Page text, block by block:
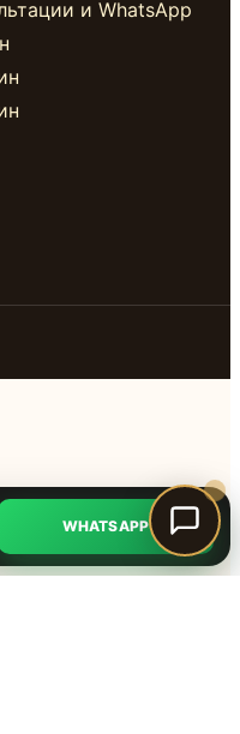
и WhatsApp
WHATSAPP